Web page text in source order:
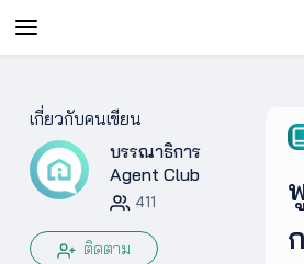
สำหรับ
เอเจ
นท์
เกี่ยวกับคนเขียน
บรรณาธิการ
Agent Club
411
ติดตาม